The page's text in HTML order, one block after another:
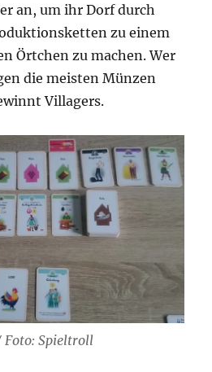
an, um ihr Dorf durch
zu einem
Örtchen zu machen. Wer
die meisten Münzen
Villagers.
Foto: Spieltroll